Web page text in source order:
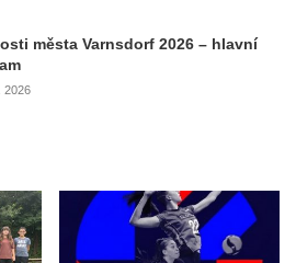
města Varnsdorf 2026 – hlavní
2026